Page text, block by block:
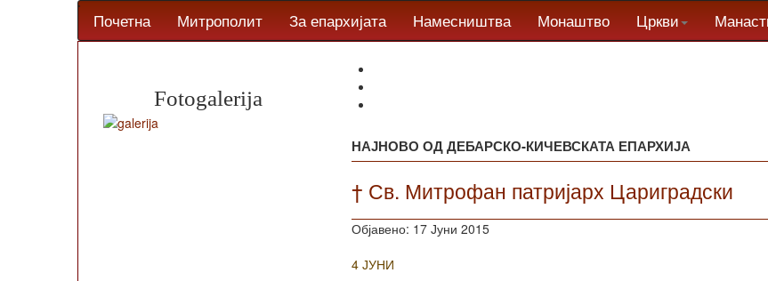
Почетна Митрополит За епархијата Намесништва Монаштво Цркви
НАЈНОВО ОД ДЕБАРСКО-КИЧЕВСКАТА ЕПАРХИЈА
† Св. Митрофан патријарх Цариградски
Објавено: 17 Јуни 2015
4 ЈУНИ
Fotogalerija